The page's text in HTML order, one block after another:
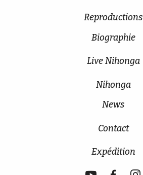
Reproductions
Biographie
Live Nihonga
Nihonga
News
Contact
Expédition